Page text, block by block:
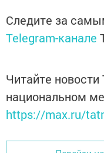
Следите за
Telegram-канале
Читайте новости
национальном
https://max.ru/